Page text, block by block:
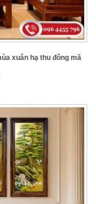
xuân hạ thu đông mã